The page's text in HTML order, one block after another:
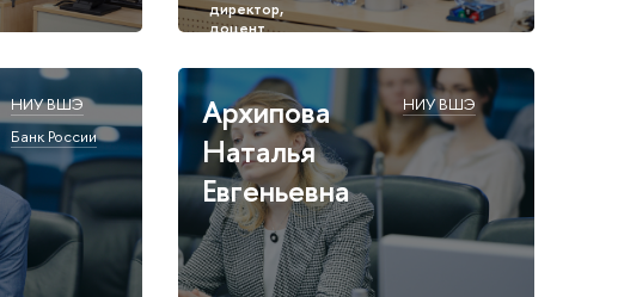
НИУ ВШЭ
Банк России
Архипова
Наталья
Евгеньевна
НИУ ВШЭ